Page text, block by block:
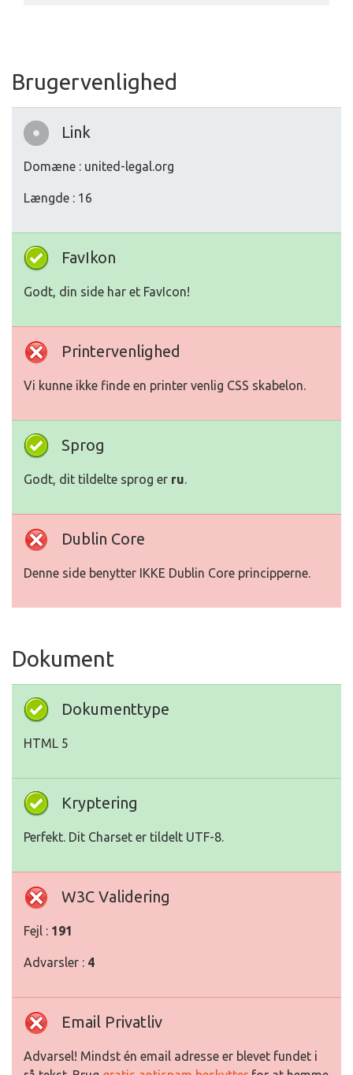
Brugervenlighed
Link
Domæne : united-legal.org
Længde : 16
FavIkon
Godt, din side har et FavIcon!
Printervenlighed
Vi kunne ikke finde en printer venlig CSS skabelon.
Sprog
Godt, dit tildelte sprog er ru.
Dublin Core
Denne side benytter IKKE Dublin Core principperne.
Dokument
Dokumenttype
HTML 5
Kryptering
Perfekt. Dit Charset er tildelt UTF-8.
W3C Validering
Fejl : 191
Advarsler : 4
Email Privatliv
Advarsel! Mindst én email adresse er blevet fundet i